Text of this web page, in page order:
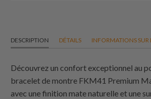
DESCRIPTION DÉTAILS INFORMATIONS SUR
Découvrez un confort exceptionnel au
bracelet de montre FKM41 Premium
avec une finition mate naturelle et une